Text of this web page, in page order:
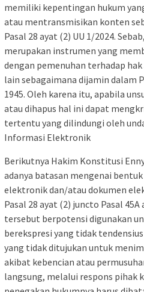
memiliki kepentingan hukum
atau mentransmisikan konten
Pasal 28 ayat (2) UU 1/2024.
merupakan instrumen yang
dengan pemenuhan terhadap
lain sebagaimana dijamin dalam
1945. Oleh karena itu, apabila
atau dihapus hal ini dapat
tertentu yang dilindungi oleh
Informasi Elektronik
Berikutnya Hakim Konstitusi
adanya batasan mengenai
elektronik dan/atau dokumen
Pasal 28 ayat (2) juncto Pasal
tersebut berpotensi digunakan
berekspresi yang tidak
yang tidak ditujukan untuk
akibat kebencian atau
langsung, melalui respons pihak